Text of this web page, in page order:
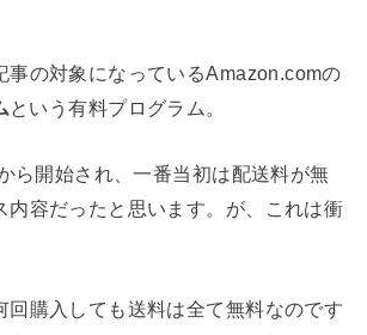
事の対象になっているAmazon.comの
という有料プログラム。
ら開始され、一番当初は配送料が無
内容だったと思います。が、これは衝
回購入しても送料は全て無料なのです